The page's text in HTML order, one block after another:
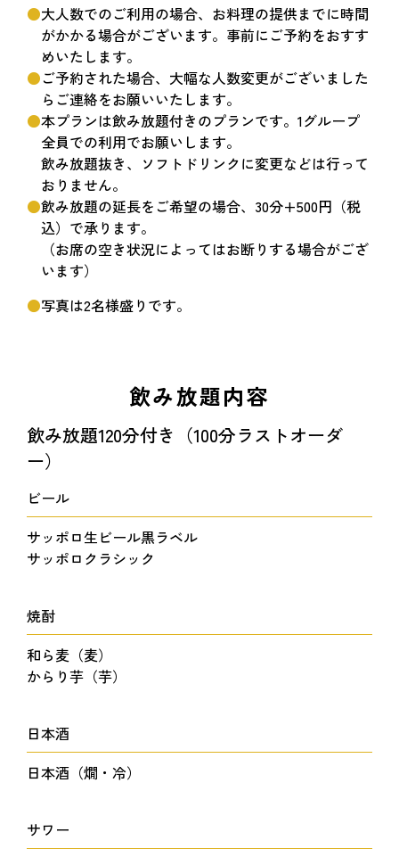
大人数でのご利用の場合、お料理の提供までに時間
がかかる場合がございます。事前にご予約をおすす
めいたします。
ご予約された場合、大幅な人数変更がございました
らご連絡をお願いいたします。
本プランは飲み放題付きのプランです。1グループ
全員での利用でお願いします。
飲み放題抜き、ソフトドリンクに変更などは行って
おりません。
飲み放題の延長をご希望の場合、30分+500円（税
込）で承ります。
（お席の空き状況によってはお断りする場合がござ
います）
写真は2名様盛りです。
飲み放題内容
飲み放題120分付き（100分ラストオーダ
ー）
ビール
サッポロ生ビール黒ラベル
サッポロクラシック
焼酎
和ら麦（麦）
からり芋（芋）
日本酒
日本酒（燗・冷）
サワー